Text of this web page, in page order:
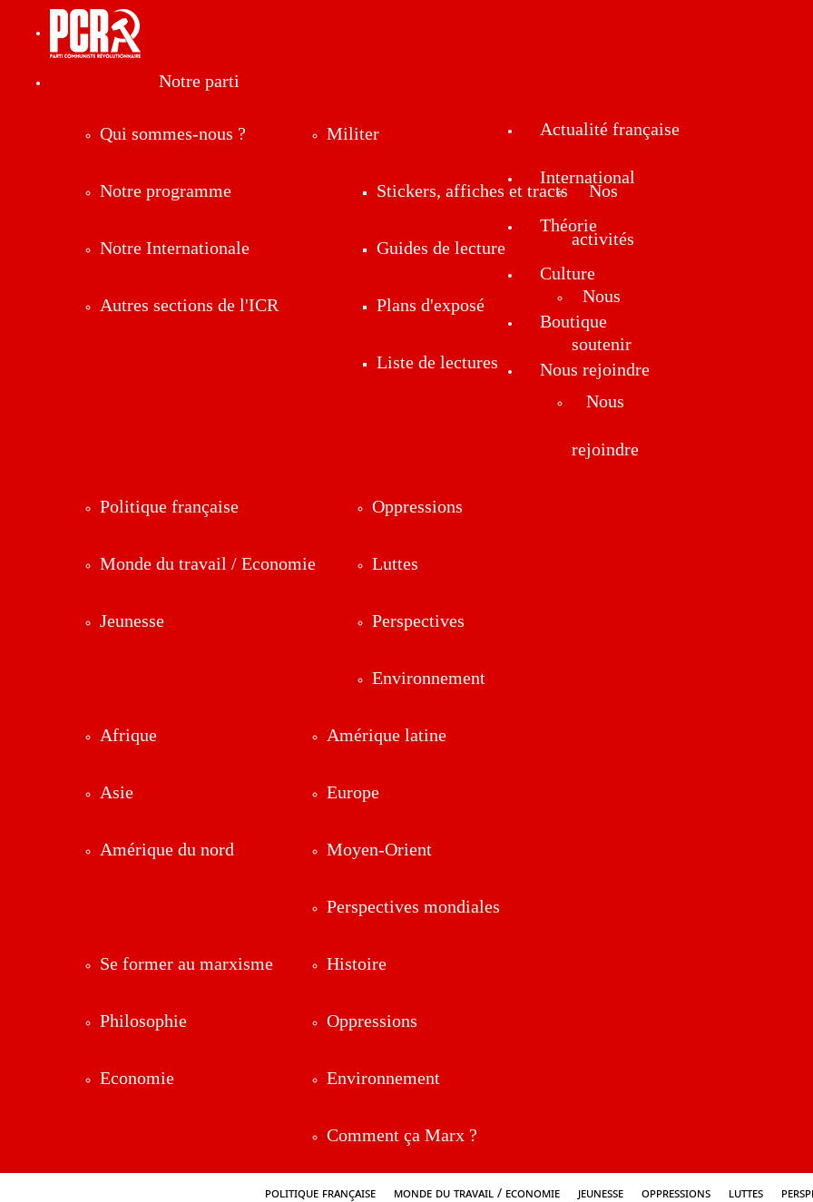
Notre parti
Qui sommes-nous ?
Notre programme
Notre Internationale
Autres sections de l'ICR
Militer
Stickers, affiches et tracts
Guides de lecture
Plans d'exposé
Liste de lectures
Nos
activités
Nous
soutenir
Nous
rejoindre
Actualité française
Politique française
Monde du travail / Economie
Jeunesse
Oppressions
Luttes
Perspectives
Environnement
International
Afrique
Asie
Amérique du nord
Amérique latine
Europe
Moyen-Orient
Perspectives mondiales
Théorie
Se former au marxisme
Philosophie
Economie
Histoire
Oppressions
Environnement
Comment ça Marx ?
Culture
Boutique
Nous rejoindre
Politique française Monde du travail / Economie Jeunesse Oppressions Luttes